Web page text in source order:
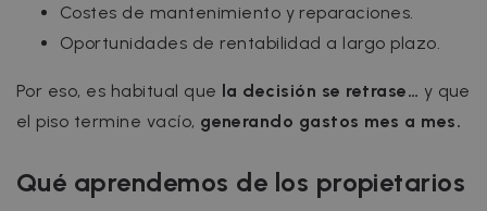
Costes de mantenimiento y reparaciones.
Oportunidades de rentabilidad a largo plazo.
Por eso, es habitual que la decisión se retrase… y que
el piso termine vacío, generando gastos mes a mes.
Qué aprendemos de los propietarios